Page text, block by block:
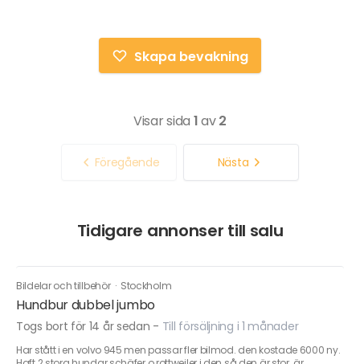
Skapa bevakning
Visar sida 1av2
Föregående Nästa
Tidigare annonser till salu
Bildelar och tillbehör · Stockholm
Hundbur dubbel jumbo
Togs bort för 14 år sedan - Till försäljning i 1 månader
Har stått i en volvo 945 men passar fler bilmod. den kostade 6000 ny.